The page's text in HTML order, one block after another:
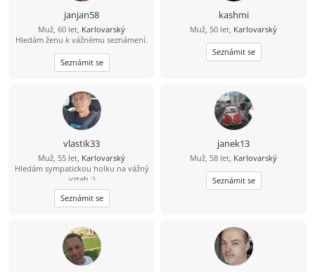
janjan58
Muž, 60 let, Karlovarský
Hledám ženu k vážnému seznámení.
Seznámit se
kashmi
Muž, 50 let, Karlovarský
Seznámit se
vlastik33
Muž, 55 let, Karlovarský
Hledám sympatickou holku na vážný
vztah :)
Seznámit se
janek13
Muž, 58 let, Karlovarský
Seznámit se